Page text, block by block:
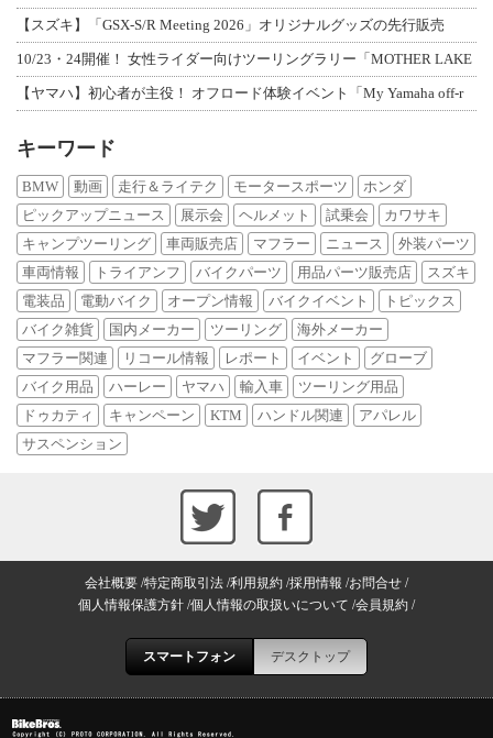
【スズキ】「GSX-S/R Meeting 2026」オリジナルグッズの先行販売
10/23・24開催！ 女性ライダー向けツーリングラリー「MOTHER LAKE
【ヤマハ】初心者が主役！ オフロード体験イベント「My Yamaha off-r
キーワード
BMW 動画 走行＆ライテク モータースポーツ
ホンダ
ピックアップニュース
展示会 ヘルメット 試乗会
カワサキ
キャンプツーリング
車両販売店 マフラー ニュース
外装パーツ
車両情報
トライアンフ バイクパーツ 用品パーツ販売店
スズキ
電装品
電動バイク オープン情報 バイクイベント
トピックス
バイク雑貨
国内メーカー ツーリング
海外メーカー
マフラー関連
リコール情報 レポート イベント
グローブ
バイク用品
ハーレー ヤマハ 輸入車
ツーリング用品
ドゥカティ
キャンペーン KTM ハンドル関連
アパレル
サスペンション
会社概要 特定商取引法 利用規約 採用情報 お問合せ
個人情報保護方針 個人情報の取扱いについて 会員規約
スマートフォン デスクトップ